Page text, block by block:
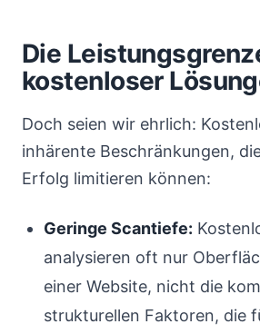
Die
kostenloser
Doch seien wir ehrlich:
inhärente Beschränkungen,
Erfolg limitieren können:
Geringe Scantiefe:
analysieren oft nur
einer Website, nicht die
strukturellen Faktoren, die